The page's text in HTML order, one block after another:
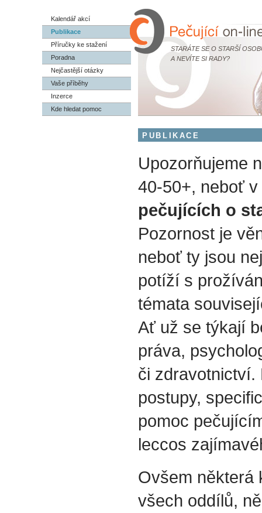
STARÁTE SE O STARŠÍ
A NEVÍTE SI RADY?
Kalendář akcí
Publikace
Příručky ke stažení
Poradna
Nejčastější otázky
Vaše příběhy
Inzerce
Kde hledat pomoc
PUBLIKACE
Upozorňujeme
40-50+, neboť
pečujících o
Pozornost je
neboť ty jsou
potíží s
témata
Ať už se týkají
práva,
či zdravotnictví.
postupy,
pomoc
leccos
Ovšem některá
všech oddílů,